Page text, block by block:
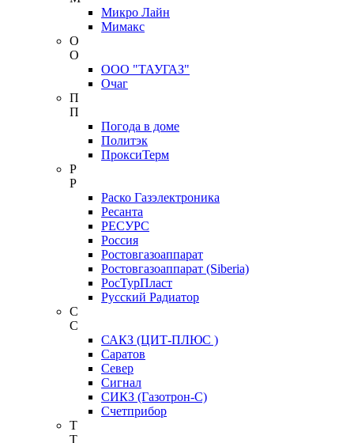
Микро Лайн
Мимакс
О
О
ООО "ТАУГАЗ"
Очаг
П
П
Погода в доме
Политэк
ПроксиТерм
Р
Р
Раско Газэлектроника
Ресанта
РЕСУРС
Россия
Ростовгазоаппарат
Ростовгазоаппарат (Siberia)
РосТурПласт
Русский Радиатор
С
С
САКЗ (ЦИТ-ПЛЮС )
Саратов
Север
Сигнал
СИКЗ (Газотрон-С)
Счетприбор
Т
Т